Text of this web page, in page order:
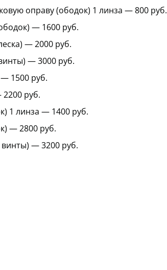
оправу (ободок) 1 линза — 800 руб.
— 1600 руб.
— 2000 руб.
— 3000 руб.
1500 руб.
руб.
1 линза — 1400 руб.
— 2800 руб.
винты) — 3200 руб.